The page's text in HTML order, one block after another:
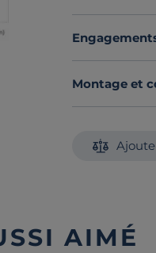
Montage et
AIMÉ